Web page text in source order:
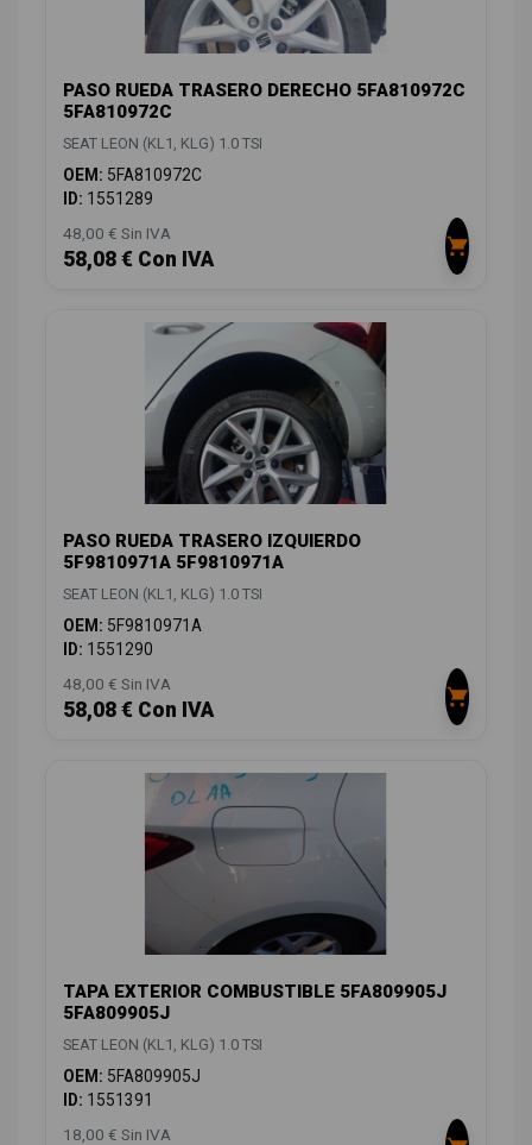
PASO RUEDA TRASERO DERECHO 5FA810972C
5FA810972C
SEAT LEON (KL1, KLG) 1.0 TSI
OEM: 5FA810972C
ID: 1551289
48,00 € Sin IVA
58,08 € Con IVA
PASO RUEDA TRASERO IZQUIERDO
5F9810971A 5F9810971A
SEAT LEON (KL1, KLG) 1.0 TSI
OEM: 5F9810971A
ID: 1551290
48,00 € Sin IVA
58,08 € Con IVA
TAPA EXTERIOR COMBUSTIBLE 5FA809905J
5FA809905J
SEAT LEON (KL1, KLG) 1.0 TSI
OEM: 5FA809905J
ID: 1551391
18,00 € Sin IVA